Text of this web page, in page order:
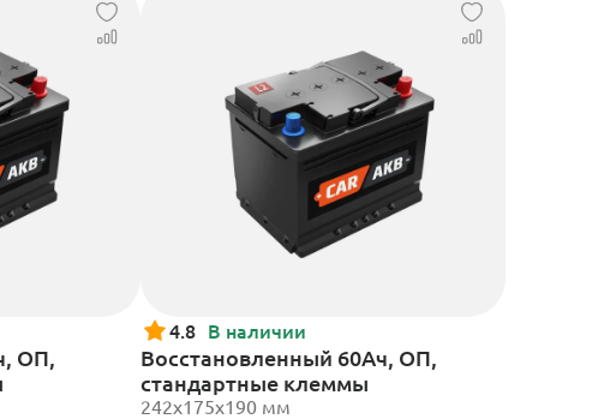
ОП,
4.8 В наличии
Восстановленный 60Ач, ОП,
стандартные клеммы
242х175х190 мм